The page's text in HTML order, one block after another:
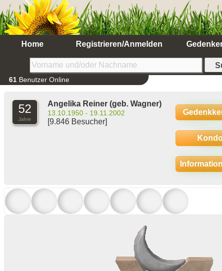
Home Registrieren/Anmelden
61 Benutzer Online
52
Jahre
Angelika Reiner (geb. Wagner)
13.10.1950 - 19.11.2002
[9.846 Besucher]